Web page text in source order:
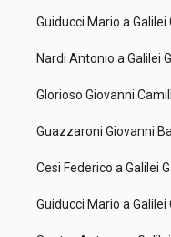
Guiducci Mario a
Nardi Antonio a Galilei
Glorioso Giovanni
Guazzaroni Giovanni
Cesi Federico a Galilei
Guiducci Mario a Galilei